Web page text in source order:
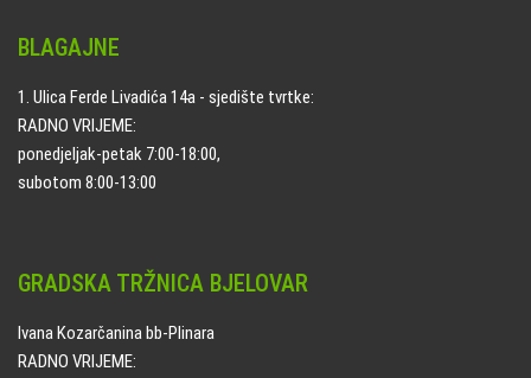
BLAGAJNE
1. Ulica Ferde Livadića 14a - sjedište tvrtke:
RADNO VRIJEME:
ponedjeljak-petak 7:00-18:00,
subotom 8:00-13:00
GRADSKA TRŽNICA BJELOVAR
Ivana Kozarčanina bb-Plinara
RADNO VRIJEME: